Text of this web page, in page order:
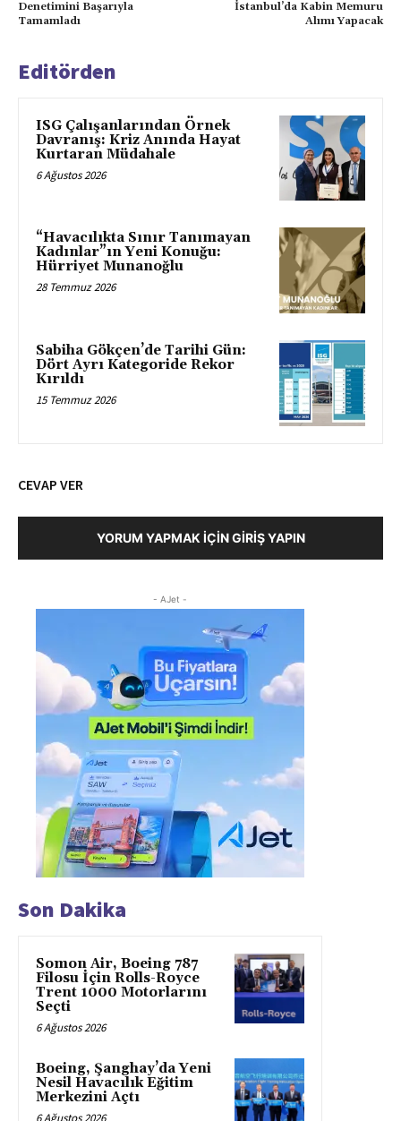
Denetimini Başarıyla
Tamamladı
İstanbul’da Kabin Memuru
Alımı Yapacak
Editörden
ISG Çalışanlarından Örnek
Davranış: Kriz Anında Hayat
Kurtaran Müdahale
6 Ağustos 2026
“Havacılıkta Sınır Tanımayan
Kadınlar”ın Yeni Konuğu:
Hürriyet Munanoğlu
28 Temmuz 2026
Sabiha Gökçen’de Tarihi Gün:
Dört Ayrı Kategoride Rekor
Kırıldı
15 Temmuz 2026
CEVAP VER
YORUM YAPMAK İÇIN GIRIŞ YAPIN
- AJet -
Son Dakika
Somon Air, Boeing 787
Filosu İçin Rolls-Royce
Trent 1000 Motorlarını
Seçti
6 Ağustos 2026
Boeing, Şanghay’da Yeni
Nesil Havacılık Eğitim
Merkezini Açtı
6 Ağustos 2026